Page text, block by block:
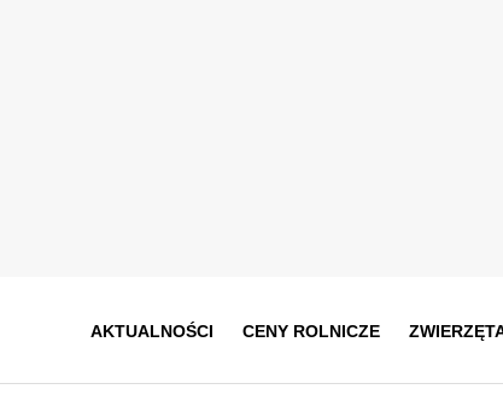
AKTUALNOŚCI CENY ROLNICZE